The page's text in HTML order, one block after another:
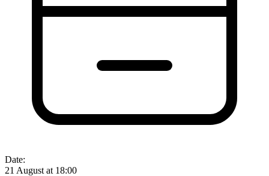
Date:
21 August at 18:00